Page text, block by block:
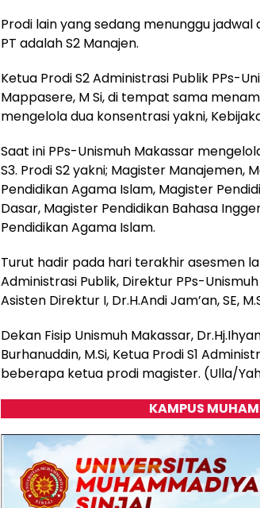
Prodi lain yang sedang menunggu
PT adalah S2 Manajen.
Ketua Prodi S2 Administrasi Publik PPs-
Mappasere, M Si, di tempat sama
mengelola dua konsentrasi yakni,
Saat ini PPs-Unismuh Makassar
S3. Prodi S2 yakni; Magister Manajemen,
Pendidikan Agama Islam, Magister
Dasar, Magister Pendidikan Bahasa
Pendidikan Agama Islam.
Turut hadir pada hari terakhir asesmen
Administrasi Publik, Direktur PPs-
Asisten Direktur I, Dr.H.Andi Jam’an, SE,
Dekan Fisip Unismuh Makassar,
Burhanuddin, M.Si, Ketua Prodi S1
beberapa ketua prodi magister. (Ulla/
KAMPUS